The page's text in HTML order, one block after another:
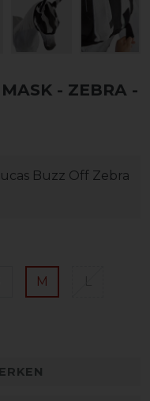
- ZEBRA -
Buzz Off Zebra
M